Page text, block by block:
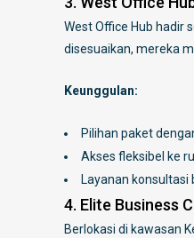
West Office Hub hadir
disesuaikan, mereka
Keunggulan:
Pilihan paket
Akses fleksibel ke
Layanan konsultasi
4. Elite Business
Berlokasi di kawasan